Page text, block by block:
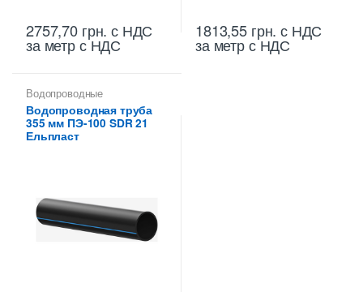
2757,70 грн. с НДС
за метр с НДС
1813,55 грн. с НДС
за метр с НДС
Водопроводные
полиэтиленовые трубы ,
Труба водопроводная ПНД
355 мм
Водопроводная труба
355 мм ПЭ-100 SDR 21
Ельпласт